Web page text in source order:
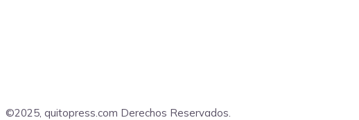
©2025, quitopress.com Derechos Reservados.